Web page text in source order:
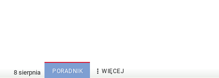
PORADNIK  WIĘCEJ